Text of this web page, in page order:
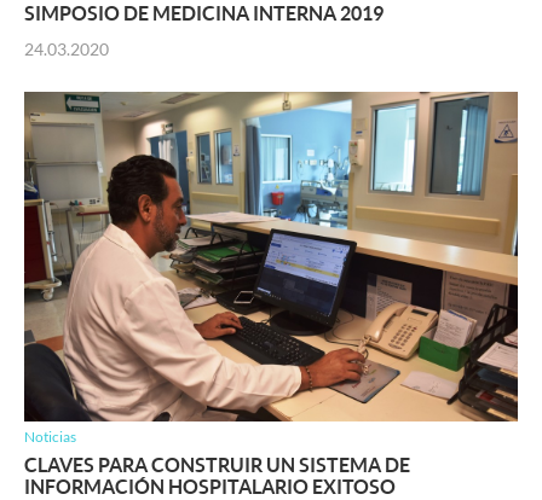
SIMPOSIO DE MEDICINA INTERNA 2019
24.03.2020
Noticias
CLAVES PARA CONSTRUIR UN SISTEMA DE
INFORMACIÓN HOSPITALARIO EXITOSO